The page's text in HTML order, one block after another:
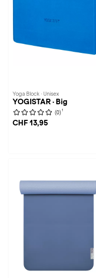
Yoga Block · Unisex
YOGISTAR · Big
(0) 1
CHF 13,95